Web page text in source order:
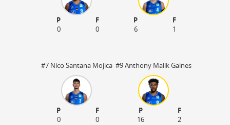
P
F
0
0
P
F
6
1
#7 Nico Santana Mojica
P
F
0
0
#9 Anthony Malik Gaines
P
F
16
2